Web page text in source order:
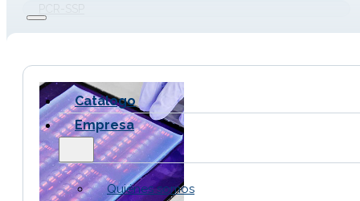
Catálogo
Empresa
Quiénes somos